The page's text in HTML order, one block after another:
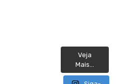
Veja
Mais...